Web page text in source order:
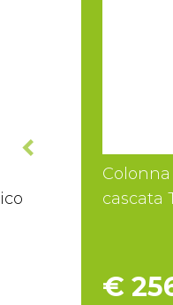
cascata
€